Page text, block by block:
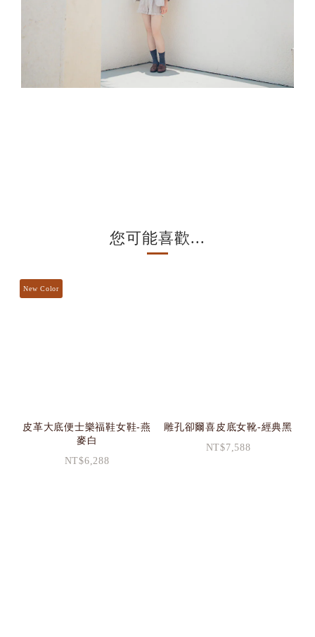
您可能喜歡...
New Color
皮革大底便士樂福鞋女鞋-燕
麥白
NT$6,288
雕孔卻爾喜皮底女靴-經典黑
NT$7,588